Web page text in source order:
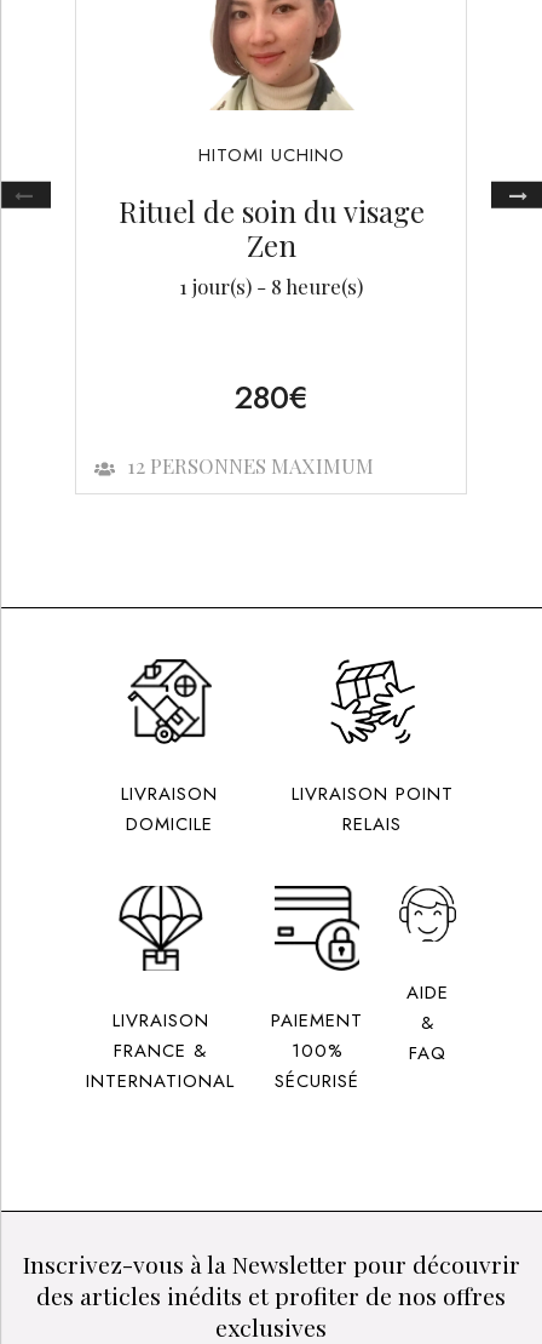
HITOMI UCHINO
Rituel de soin du visage
Zen
1 jour(s) - 8 heure(s)
280€
12PERSONNES MAXIMUM
LIVRAISON
DOMICILE
LIVRAISON POINT
RELAIS
LIVRAISON
FRANCE &
INTERNATIONAL
PAIEMENT
100%
SÉCURISÉ
AIDE
&
FAQ
Inscrivez-vous à la Newsletter pour découvrir
des articles inédits et profiter de nos offres
exclusives